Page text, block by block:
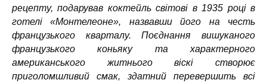
рецепту, подарував коктейль світові в 1935 році в
готелі «Монтелеоне», назвавши його на честь
французького кварталу. Поєднання вишуканого
французького коньяку та характерного
американського житнього віскі створює
приголомшливий смак, здатний перевершить всі